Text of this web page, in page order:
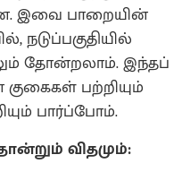
இவை பாறையின்
நடுப்பகுதியில்
தோன்றலாம். இந்தப்
பற்றியும்
பார்ப்போம்.
விதமும்: